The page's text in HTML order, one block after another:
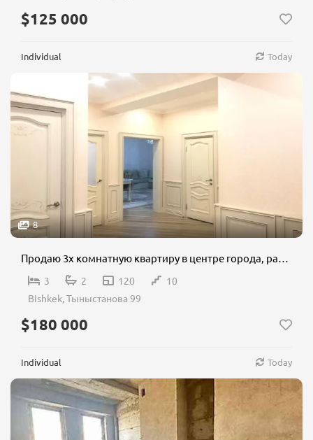
$125 000
Individual Today
8
Продаю 3х комнатную квартиру в центре города, район: Вефа
3 2 120
10
Bishkek, Тыныстанова 99
$180 000
Individual Today